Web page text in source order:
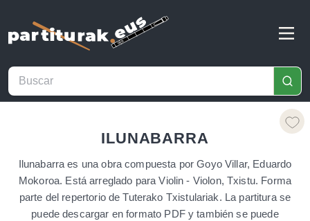
ILUNABARRA
Ilunabarra es una obra compuesta por Goyo Villar, Eduardo
Mokoroa. Está arreglado para Violin - Violon, Txistu. Forma
parte del repertorio de Tuterako Txistulariak. La partitura se
puede descargar en formato PDF y también se puede